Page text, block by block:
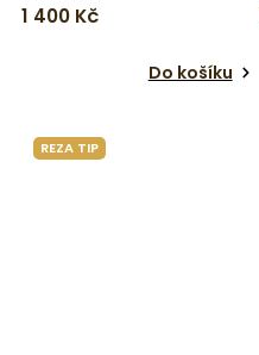
1 400 Kč
Do košíku
REZA TIP